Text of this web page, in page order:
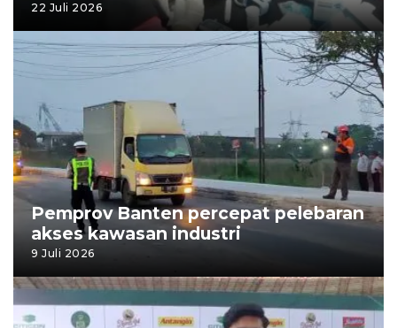
22 Juli 2026
Pemprov Banten percepat pelebaran
akses kawasan industri
9 Juli 2026